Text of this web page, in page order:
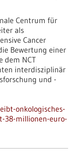
Centrum für
als
Cancer
Bewertung einer
dem NCT
interdisziplinär
und -
onkologisches-
38-millionen-euro-